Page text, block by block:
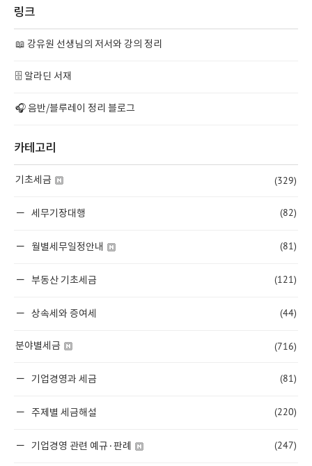
링크
📖 강유원 선생님의 저서와 강의 정리
🗄️ 알라딘 서재
🎧 음반/블루레이 정리 블로그
카테고리
기초세금 (329)
세무기장대행 (82)
월별세무일정안내 (81)
부동산 기초세금 (121)
상속세와 증여세 (44)
분야별세금 (716)
기업경영과 세금 (81)
주제별 세금해설 (220)
기업경영 관련 예규·판례 (247)